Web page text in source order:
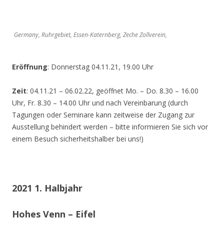
Germany, Ruhrgebiet, Essen-Katernberg, Zeche Zollverein,
Eröffnung: Donnerstag 04.11.21, 19.00 Uhr
Zeit: 04.11.21 – 06.02.22, geöffnet Mo. – Do. 8.30 – 16.00
Uhr, Fr. 8.30 – 14.00 Uhr und nach Vereinbarung (durch
Tagungen oder Seminare kann zeitweise der Zugang zur
Ausstellung behindert werden – bitte informieren Sie sich vor
einem Besuch sicherheitshalber bei uns!)
2021 1. Halbjahr
Hohes Venn – Eifel